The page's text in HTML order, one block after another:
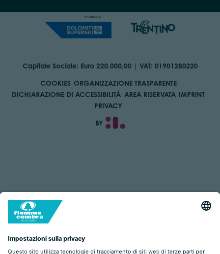
Capitale Sociale: Euro 220.000,00 | VAT: 01901280220
COOKIES ORGANIZZAZIONE TRASPARENTE
DICHIARAZIONE DI ACCESSIBILITÀ AREA RISERVATA IMPRINT
PRIVACY
BY